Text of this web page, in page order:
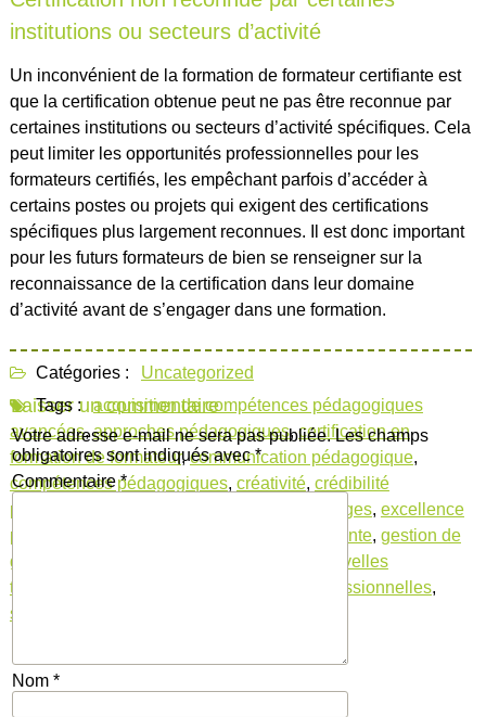
institutions ou secteurs d’activité
Un inconvénient de la formation de formateur certifiante est
que la certification obtenue peut ne pas être reconnue par
certaines institutions ou secteurs d’activité spécifiques. Cela
peut limiter les opportunités professionnelles pour les
formateurs certifiés, les empêchant parfois d’accéder à
certains postes ou projets qui exigent des certifications
spécifiques plus largement reconnues. Il est donc important
pour les futurs formateurs de bien se renseigner sur la
reconnaissance de la certification dans leur domaine
d’activité avant de s’engager dans une formation.
Catégories :
Uncategorized
Tags : acquisition de compétences pédagogiques
avancées,approches pédagogiques,certification en
formation de formateur,communication pédagogique,
compétences pédagogiques, créativité, crédibilité
professionnelle
évaluation des apprentissages, excellence
pédagogique
formation de formateur certifiante, gestion de
groupe
nouvelles
technologies éducatives
opportunités professionnelles,
secteur éducatif
Laisser un commentaire
Votre adresse e-mail ne sera pas publiée. Les champs
obligatoires sont indiqués avec*
Commentaire*
Nom *